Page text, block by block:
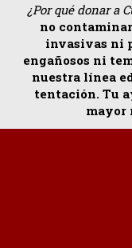
¿Por qué donar a
no
invasivas ni
engañosos ni
nuestra línea
tentación. Tu
mayor